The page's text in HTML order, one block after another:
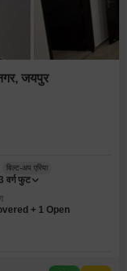
जयपुर
बिल्ट-अप एरिया
वर्ग फुट
+ 1 Open